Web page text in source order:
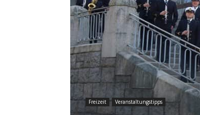
Freizeit Veranstaltungstipps